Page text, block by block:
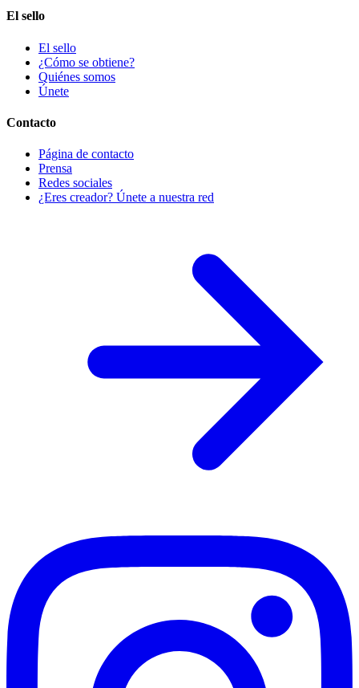
El sello
El sello
¿Cómo se obtiene?
Quiénes somos
Únete
Contacto
Página de contacto
Prensa
Redes sociales
¿Eres creador? Únete a nuestra red